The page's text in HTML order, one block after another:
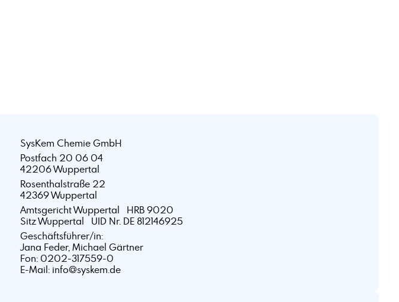
SysKem Chemie GmbH
Postfach 20 06 04
42206 Wuppertal
Rosenthalstraße 22
42369 Wuppertal
Amtsgericht Wuppertal HRB 9020
Sitz Wuppertal UID Nr. DE 812146925
Geschäftsführer/in:
Jana Feder, Michael Gärtner
Fon: 0202-317559-0
E-Mail: info@syskem.de